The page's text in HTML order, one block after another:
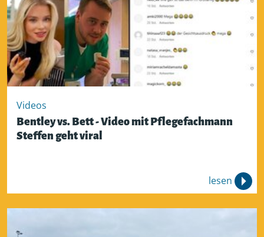
Videos
Bentley vs. Bett - Video mit Pflegefachmann
Steffen geht viral
lesen